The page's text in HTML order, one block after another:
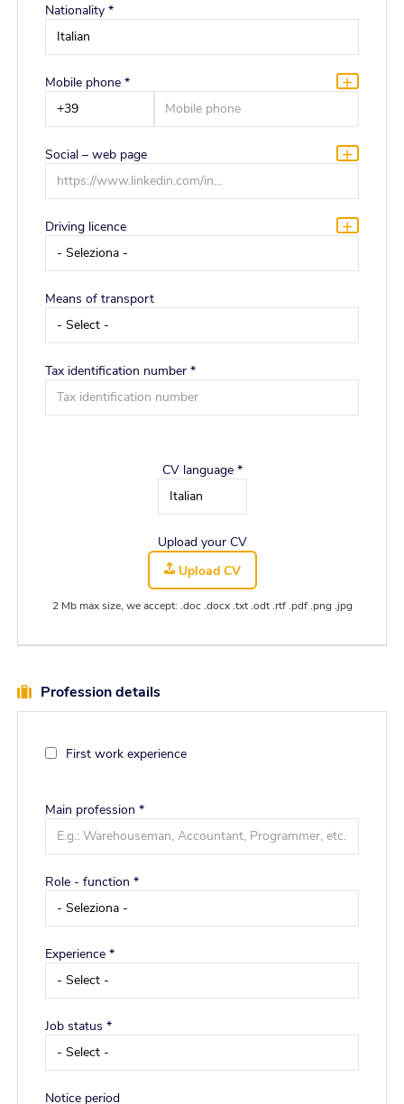
Residence address
Nationality *
Mobile phone *
Social – web page
Driving licence
Means of transport
Tax identification number *
CV language *
Upload your CV
Upload CV
2 Mb max size, we accept: .doc .docx .txt .odt .rtf .pdf .png .jpg
Profession details
First work experience
Main profession *
Role - function *
Experience *
Job status *
Notice period